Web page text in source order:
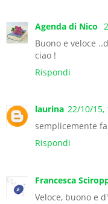
Agenda di Nico
Buono e veloce
ciao !
Rispondi
laurina 22/10/15,
semplicemente
Rispondi
Francesca
Veloce, buono e